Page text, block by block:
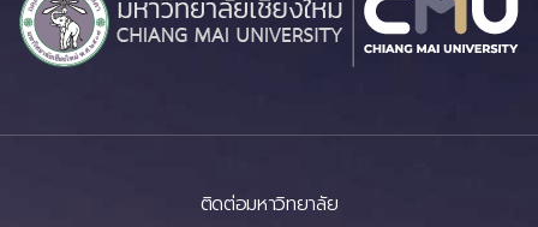
ติดต่อมหาวิทยาลัย